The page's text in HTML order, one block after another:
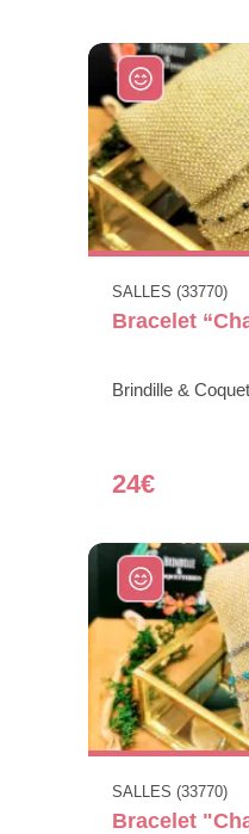
SALLES (33770)
Bracelet
Brindille &
24€
SALLES (33770)
Bracelet